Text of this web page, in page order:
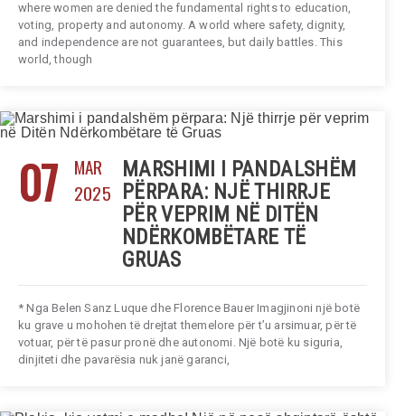
where women are denied the fundamental rights to education,
voting, property and autonomy. A world where safety, dignity,
and independence are not guarantees, but daily battles. This
world, though
07
MAR
2025
MARSHIMI I PANDALSHËM
PËRPARA: NJË THIRRJE
PËR VEPRIM NË DITËN
NDËRKOMBËTARE TË
GRUAS
* Nga Belen Sanz Luque dhe Florence Bauer Imagjinoni një botë
ku grave u mohohen të drejtat themelore për t’u arsimuar, për të
votuar, për të pasur pronë dhe autonomi. Një botë ku siguria,
dinjiteti dhe pavarësia nuk janë garanci,